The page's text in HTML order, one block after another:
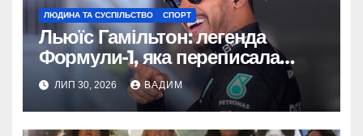
ЛЮДИНА ТА СУСПІЛЬСТВО СПОРТ
Льюїс Гамільтон: легенда
Формули-1, яка переписала
історію спорту
ЛИП 30, 2026 ВАДИМ